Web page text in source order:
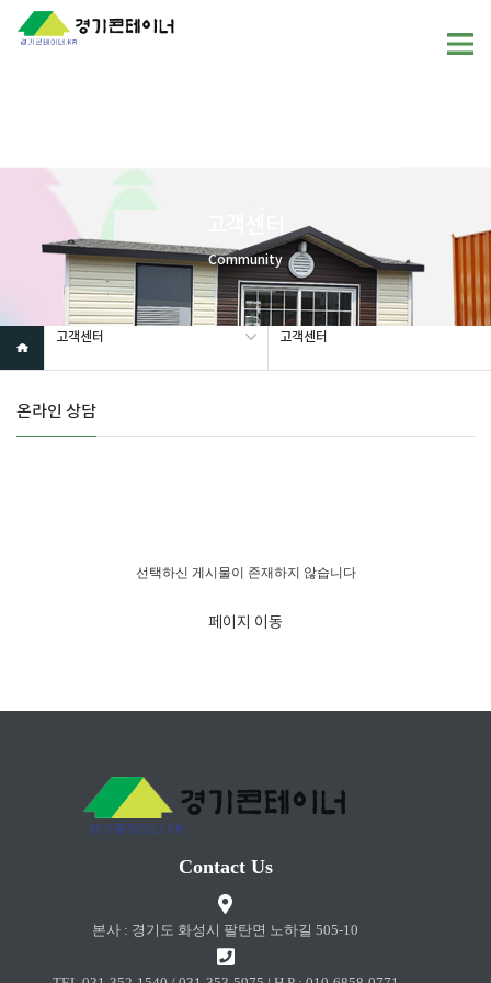
Warning: mysql_fetch_array(): supplied argument is not a valid
MySQL result resource in
/home/gunggictr/gungboard/view.php
Community
고객센터 고객센터
온라인 상담
선택하신 게시물이 존재하지 않습니다
페이지 이동
Contact Us
본사 : 경기도 화성시 팔탄면 노하길 505-10